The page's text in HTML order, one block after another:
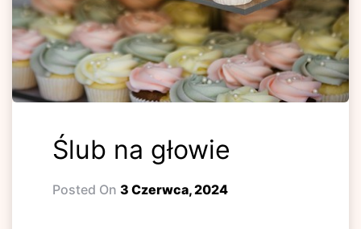
Ślub na głowie
Posted On 3 Czerwca, 2024